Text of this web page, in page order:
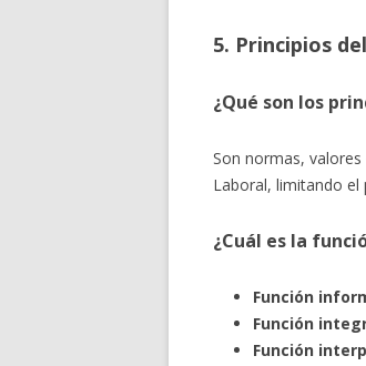
5. Principios
¿Qué son los
Son normas,
Laboral, limitando
¿Cuál es la
Función
Función
Función